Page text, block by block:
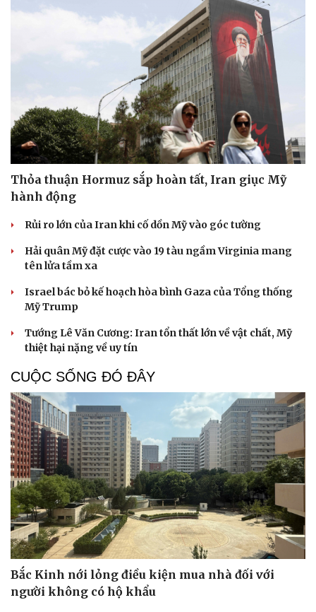
Du lịch
Tư vấn
check-in
Podcast
Cửa sổ tình yêu
Thỏa thuận Hormuz sắp hoàn tất, Iran giục Mỹ
hành động
Rủi ro lớn của Iran khi cố dồn Mỹ vào góc tường
Hải quân Mỹ đặt cược vào 19 tàu ngầm Virginia mang
tên lửa tầm xa
Israel bác bỏ kế hoạch hòa bình Gaza của Tổng thống
Mỹ Trump
Tướng Lê Văn Cương: Iran tổn thất lớn về vật chất, Mỹ
thiệt hại nặng về uy tín
CUỘC SỐNG ĐÓ ĐÂY
Bắc Kinh nới lỏng điều kiện mua nhà đối với
người không có hộ khẩu